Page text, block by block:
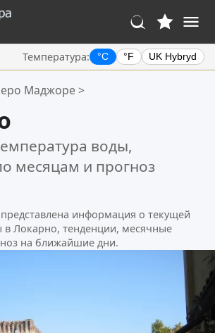
Температура: °C °F UK Hybryd
Маджоре >
воды,
месяцам и прогноз
информация о текущей
в Локарно, тенденции, месячные
на ближайшие дни.